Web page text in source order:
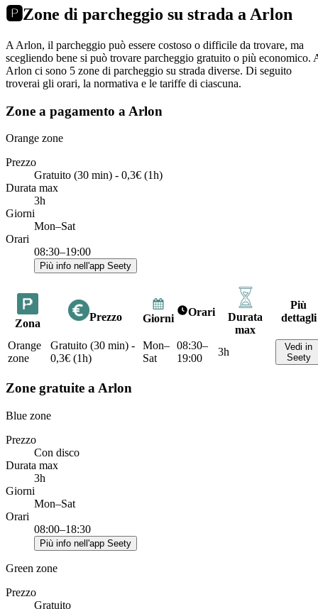
🅿️Zone di parcheggio su strada a Arlon
A Arlon, il parcheggio può essere costoso o difficile da trovare, ma
scegliendo bene si può trovare parcheggio gratuito o più economico.
Arlon ci sono 5 zone di parcheggio su strada diverse. Di seguito
troverai gli orari, la normativa e le tariffe di ciascuna.
Zone a pagamento a Arlon
Orange zone
Prezzo
Gratuito (30 min) - 0,3€ (1h)
Durata max
3h
Giorni
Mon–Sat
Orari
08:30–19:00
Più info nell'app Seety
Zona
Prezzo Giorni
Orari
Durata
max
Più
dettagli
Orange
zone
Gratuito (30 min) -
0,3€ (1h)
Mon–
Sat
08:30–
19:00
3h
Vedi in
Seety
Zone gratuite a Arlon
Blue zone
Prezzo
Con disco
Durata max
3h
Giorni
Mon–Sat
Orari
08:00–18:30
Più info nell'app Seety
Green zone
Prezzo
Gratuito